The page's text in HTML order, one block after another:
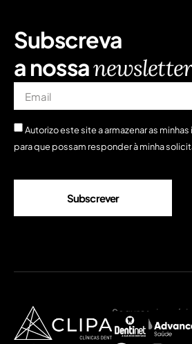
Subscreva
a nossanewsletter
Autorizo ​​este site a armazenar as
para que possam responder à minha
Subscrever
Seguros de saúde: